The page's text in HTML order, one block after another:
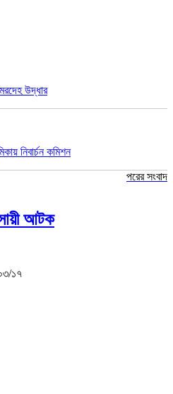
উদ্ধার
নিবার্চন কমিশন
পরের সংবাদ
আটক
১৭